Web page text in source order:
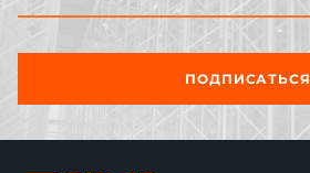
ПОДПИСАТЬСЯ